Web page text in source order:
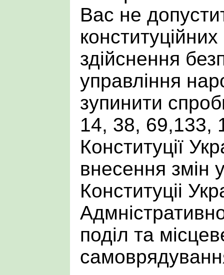
Вас не
здійснення
управління
зупинити
14, 38, 69,133,
Конституції
внесення змін
Конституціi
поділ та